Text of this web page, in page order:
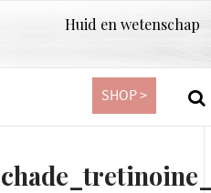
Huid en wetenschap
SHOP >